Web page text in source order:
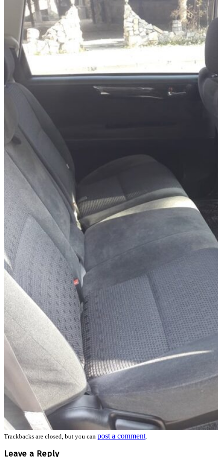
Trackbacks are closed, but you can post a comment.
Leave a Reply